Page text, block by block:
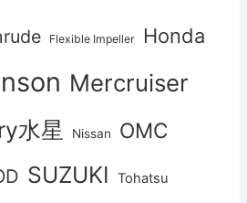
Flexible Impeller Honda
Mercruiser
水星 Nissan OMC
SUZUKI Tohatsu